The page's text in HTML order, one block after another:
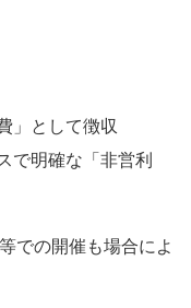
」として徴収
で明確な「非営利
での開催も場合によ